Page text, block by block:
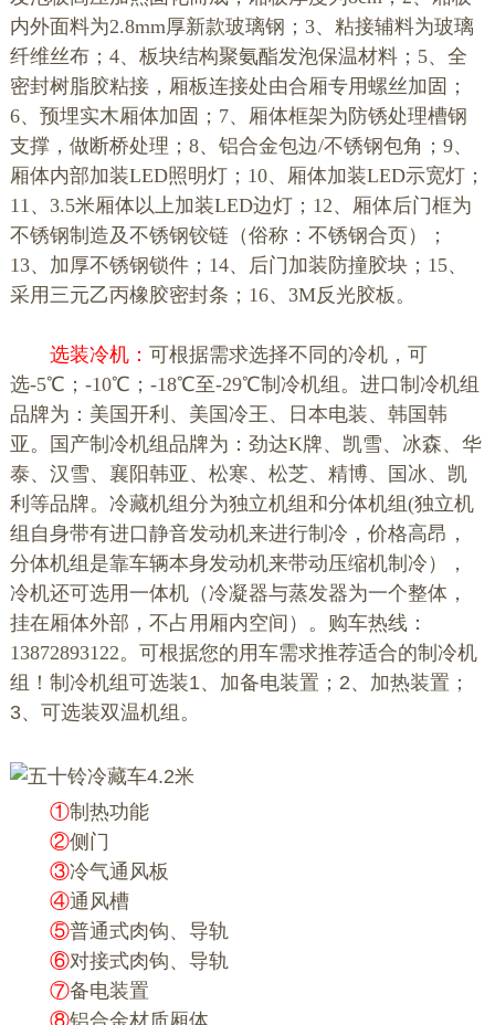
内外面料为2.8mm厚新款玻璃钢；3、粘接辅料为玻璃
纤维丝布；4、板块结构聚氨酯发泡保温材料；5、全
密封树脂胶粘接，厢板连接处由合厢专用螺丝加固；
6、预埋实木厢体加固；7、厢体框架为防锈处理槽钢
支撑，做断桥处理；8、铝合金包边/不锈钢包角；9、
厢体内部加装LED照明灯；10、厢体加装LED示宽灯；
11、3.5米厢体以上加装LED边灯；12、厢体后门框为
不锈钢制造及不锈钢铰链（俗称：不锈钢合页）；
13、加厚不锈钢锁件；14、后门加装防撞胶块；15、
采用三元乙丙橡胶密封条；16、3M反光胶板。
选装冷机： 可根据需求选择不同的冷机，可
选-5℃；-10℃；-18℃至-29℃制冷机组。进口制冷机组
品牌为：美国开利、美国冷王、日本电装、韩国韩
亚。国产制冷机组品牌为：劲达K牌、凯雪、冰森、华
泰、汉雪、襄阳韩亚、松寒、松芝、精博、国冰、凯
利等品牌。冷藏机组分为独立机组和分体机组(独立机
组自身带有进口静音发动机来进行制冷，价格高昂，
分体机组是靠车辆本身发动机来带动压缩机制冷），
冷机还可选用一体机（冷凝器与蒸发器为一个整体，
挂在厢体外部，不占用厢内空间）。购车热线：
13872893122。 可根据您的用车需求推荐适合的制冷机
组！制冷机组可选装1、加备电装置；2、加热装置；
3、可选装双温机组。
①制热功能
②侧门
③冷气通风板
④通风槽
⑤普通式肉钩、导轨
⑥对接式肉钩、导轨
⑦备电装置
⑧铝合金材质厢体